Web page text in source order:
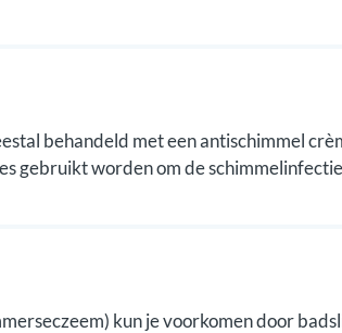
behandeld met een antischimmel
gebruikt worden om de
kun je voorkomen door